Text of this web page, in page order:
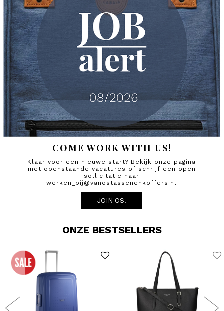
COME WORK WITH US!
Klaar voor een nieuwe start? Bekijk onze pagina
met openstaande vacatures of schrijf een open
sollicitatie naar
werken_bij@vanostassenenkoffers.nl
JOIN OS!
ONZE BESTSELLERS